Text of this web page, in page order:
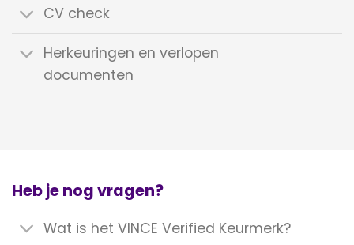
CV check
Herkeuringen en verlopen
documenten
Heb je nog vragen?
Wat is het VINCE Verified Keurmerk?